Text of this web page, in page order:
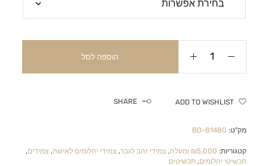
הוספה לסל
ADD TO WISHLIST
SHARE
מק"ט: BD-B1480
קטגוריות: ₪5,000 ומעלה , צמידי זהב לגבר, צמידי יהלומים לאישה, צמידים,
תכשיטי יהלומים,תכשיטים